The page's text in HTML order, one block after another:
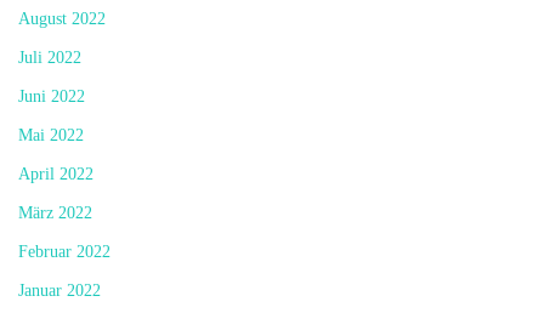
August 2022
Juli 2022
Juni 2022
Mai 2022
April 2022
März 2022
Februar 2022
Januar 2022